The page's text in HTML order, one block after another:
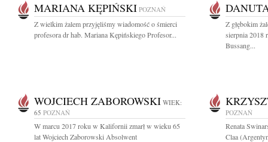
MARIANA KĘPIŃSKI POZNAŃ
Z wielkim żalem przyjęliśmy wiadomość o śmierci
profesora dr hab. Mariana Kępińskiego Profesor...
Z głębokim
sierpnia 2018
Bussang...
WOJCIECH ZABOROWSKI WIEK:
65 POZNAŃ
W marcu 2017 roku w Kalifornii zmarł w wieku 65
lat Wojciech Zaborowski Absolwent
POZNAŃ
Renata
Claa